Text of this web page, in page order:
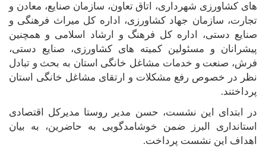
های کشاورزی شهرداری، اتاق تعاون، سازمان صنایع، معادن و
تجارت، سازمان جهاد کشاورزی، اداره کل میراث فرهنگی و
صنایع دستی، اداره کل فرهنگ و ارشاد اسلامی و همچنین
پیشرانان و مسئولین کمیته های کشاورزی، صنایع دستی،
فرش، صنعت و خدمات مشاغل خانگی استان به بحث و تبادل
نظر در خصوص رفع مشکلات و ارتقای مشاغل خانگی استان
پرداختند.
در ابتدای این نشست، حسن مدیر روستا مدیرکل اقتصادی
استانداری البرز ضمن خوشامدگویی به حاضرین، به بیان
اهداف این نشست پرداخت.